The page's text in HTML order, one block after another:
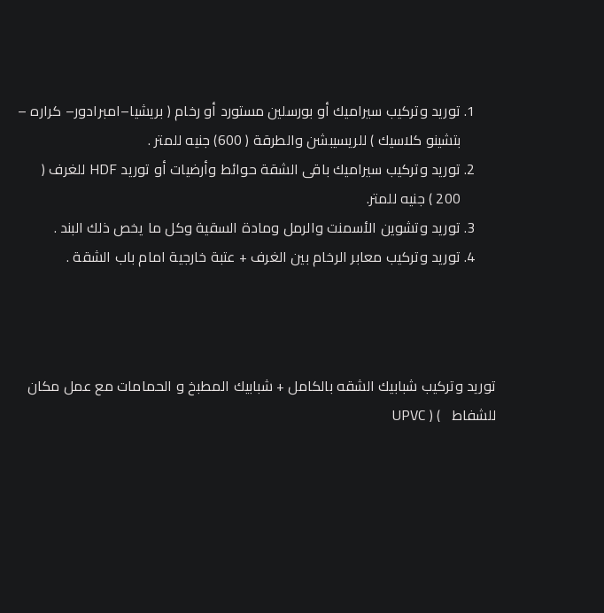
توريد وتركيب سيراميك أو بورسلين مستورد أو رخام ( بريشيا–امبرادور– كراره –
بتشينو كلاسيك ) للريسيبشن والطرقة ( 600) جنيه للمتر .
توريد وتركيب سيراميك باقى الشقة حوائط وأرضيات أو توريد HDF للغرف (
200 ) جنيه للمتر.
توريد وتشوين الأسمنت والرمل ومادة السقية وكل ما يخص ذلك البند .
توريد وتركيب معابر الرخام بين الغرف + عتبة خارجية امام باب الشقة .
توريد وتركيب شبابيك الشقه بالكامل + شبابيك المطبخ و الحمامات مع عمل مكان
للشفاط ) ( UPVC